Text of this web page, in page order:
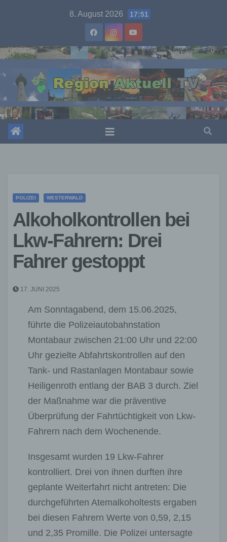
8. August 2026 17:51
POLIZEI WESTERWALD
Alkoholkontrollen bei
Lkw-Fahrern: Drei
Fahrer gestoppt
17. JUNI 2025
Am Sonntagabend, dem 15.06.2025,
führte die Polizeiautobahnstation
Montabaur zwischen 21:00 Uhr und 22:00
Uhr gezielte Abfahrtskontrollen auf den
Tank- und Rastanlagen Montabaur sowie
Heiligenroth entlang der BAB 3 durch. Ziel
der Maßnahme war die präventive
Überprüfung der Fahrtüchtigkeit von Lkw-
Fahrern nach dem Wochenende.
Insgesamt wurden 19 Lkw-Fahrer
kontrolliert. Drei von ihnen durften ihre
geplante Weiterfahrt nicht antreten: Die
durchgeführten Atemalkoholtests ergaben
bei diesen Fahrern Werte von 0,59, 2,15
und 2,35 Promille. Die Polizei untersagte